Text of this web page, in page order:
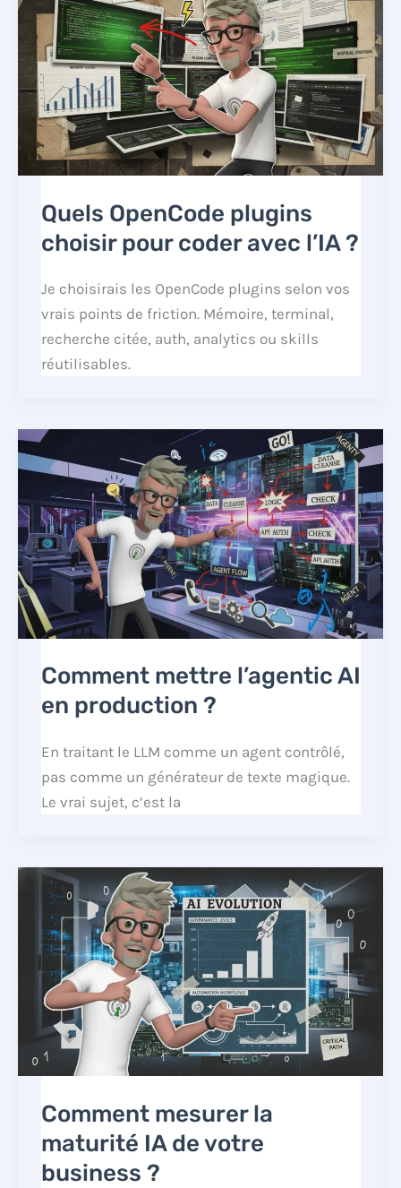
Quels OpenCode plugins
choisir pour coder avec l’IA ?
Je choisirais les OpenCode plugins selon vos
vrais points de friction. Mémoire, terminal,
recherche citée, auth, analytics ou skills
réutilisables.
Comment mettre l’agentic AI
en production ?
En traitant le LLM comme un agent contrôlé,
pas comme un générateur de texte magique.
Le vrai sujet, c’est la
Comment mesurer la
maturité IA de votre
business ?